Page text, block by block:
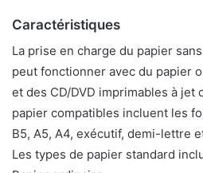
Caractéristiques
La prise en charge du papier
peut fonctionner avec du papier
et des CD/DVD imprimables à jet
papier compatibles incluent les
B5, A5, A4, exécutif, demi-lettre
Les types de papier standard